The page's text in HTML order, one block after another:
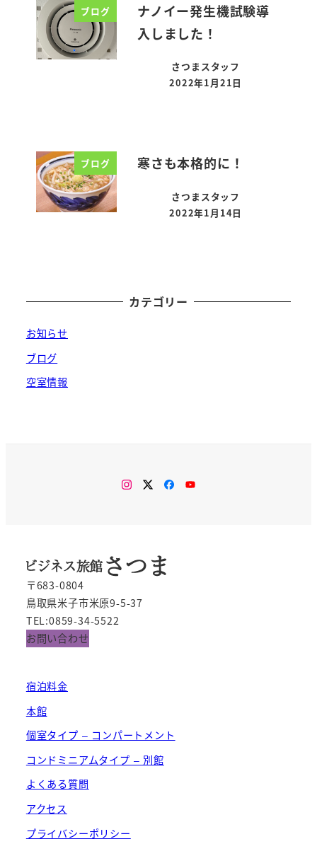
ブログ
ナノイー発生機試験導
入しました！
さつまスタッフ
投稿日
2022年1月21日
ブログ 寒さも本格的に！
さつまスタッフ
投稿日
2022年1月14日
カテゴリー
お知らせ
ブログ
空室情報
Instagram
Twitter
Facebook
You
〒683-0804
鳥取県米子市米原9-5-37
TEL:0859-34-5522
お問い合わせ
宿泊料金
本館
個室タイプ – コンパートメント
コンドミニアムタイプ – 別館
よくある質問
アクセス
プライバシーポリシー